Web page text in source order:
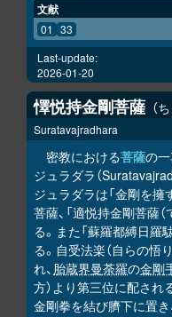
文献
01 33
Last-update:
2026-01-20
懌悦持金剛菩薩
Suratavajradhara
密教における菩薩の
ジュラダラ（
ジュラダラは「金剛を擁
菩薩、「適悦持金剛菩薩
る。また「蘇羅都縛日羅
る。自受法楽（自らの悟
れ、 胎蔵界曼荼羅の金剛
方）より第三位に配さ
金剛拳を結び臍下に置